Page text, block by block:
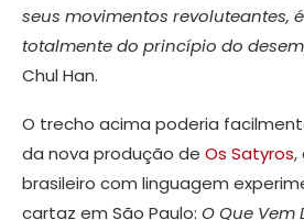
seus movimentos revoluteantes,
totalmente do princípio do
Chul Han.
O trecho acima poderia
da nova produção de Os Satyros,
brasileiro com linguagem
cartaz em São Paulo: O Que Vem